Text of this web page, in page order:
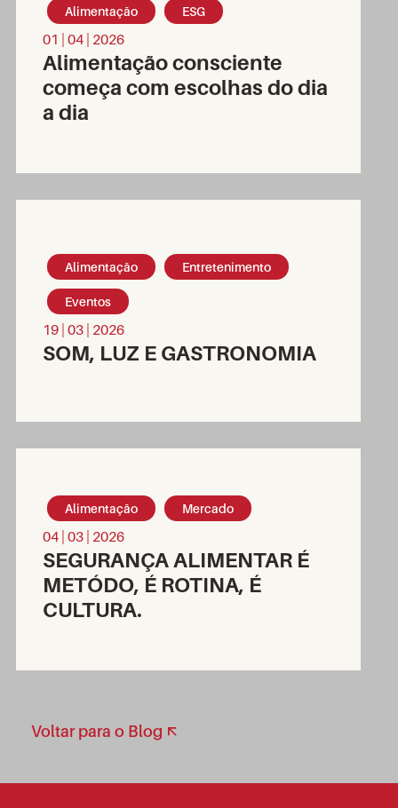
Alimentação ESG
01 | 04 | 2026
Alimentação consciente
começa com escolhas do dia
a dia
Alimentação Entretenimento
Eventos
19 | 03 | 2026
SOM, LUZ E GASTRONOMIA
Alimentação Mercado
04 | 03 | 2026
SEGURANÇA ALIMENTAR É
METÓDO, É ROTINA, É
CULTURA.
Voltar para o Blog